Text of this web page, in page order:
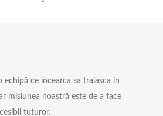
echipă ce incearca sa traiasca in
misiunea noastră este de a face
tuturor.